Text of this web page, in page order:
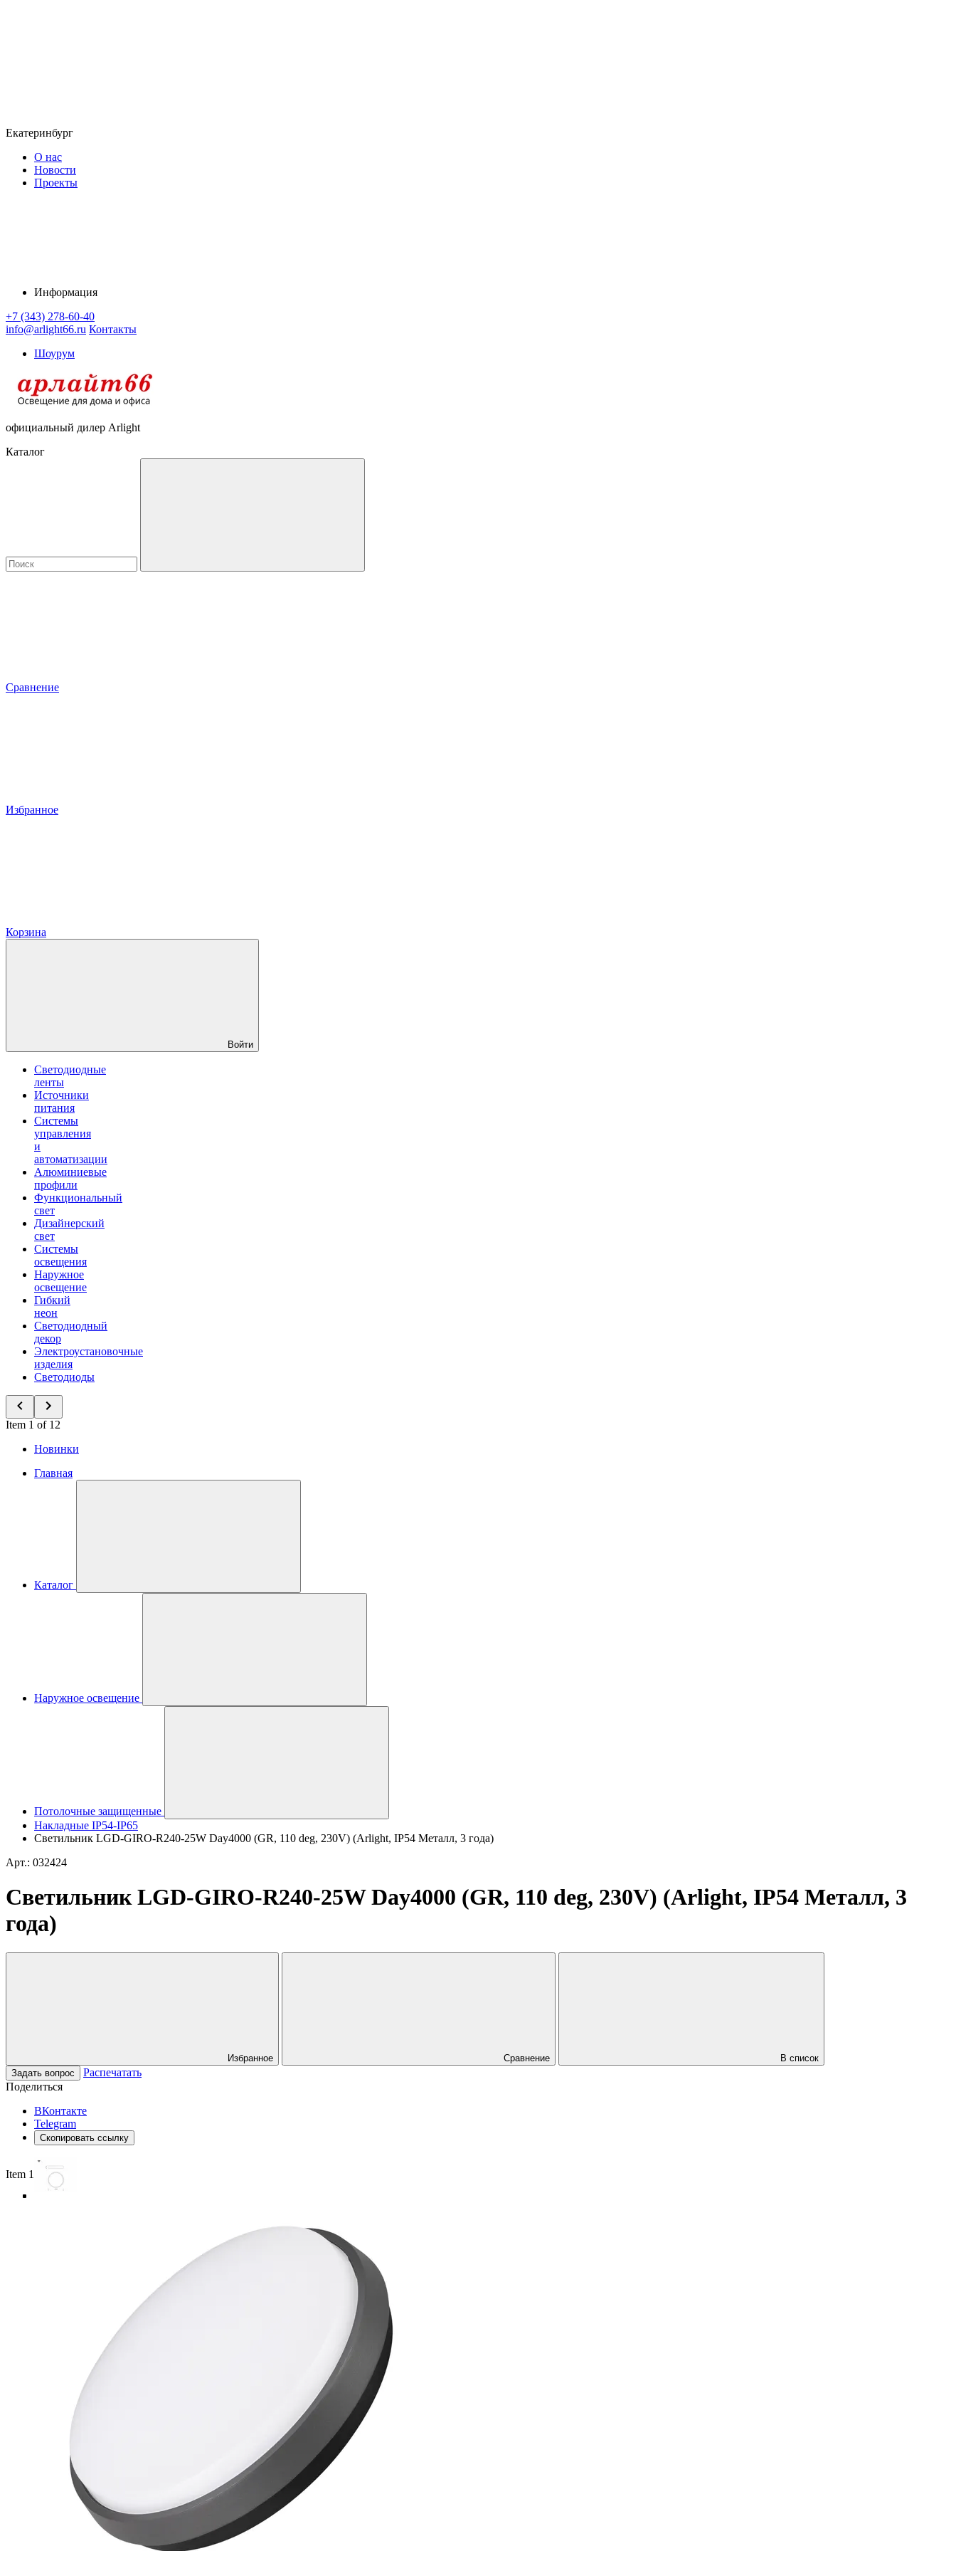
Екатеринбург
О нас
Новости
Проекты
Информация
+7 (343) 278-60-40
info@arlight66.ru Контакты
Шоурум
официальный дилер Arlight
Каталог
Сравнение
Избранное
Корзина
Войти
Светодиодные
ленты
Источники
питания
Системы
управления
и
автоматизации
Алюминиевые
профили
Функциональный
свет
Дизайнерский
свет
Системы
освещения
Наружное
освещение
Гибкий
неон
Светодиодный
декор
Электроустановочные
изделия
Светодиоды
Item 1 of 12
Новинки
Главная
Каталог
Наружное освещение
Потолочные защищенные
Накладные IP54-IP65
Светильник LGD-GIRO-R240-25W Day4000 (GR, 110 deg, 230V) (Arlight, IP54 Металл, 3 года)
Арт.: 032424
Светильник LGD-GIRO-R240-25W Day4000 (GR, 110 deg, 230V) (Arlight, IP54 Металл, 3
года)
Избранное Сравнение
В список
Задать вопрос
Распечатать
Поделиться
ВКонтакте
Telegram
Скопировать ссылку
Item 1 of 5